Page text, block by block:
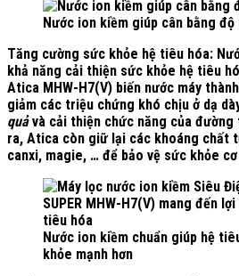
Nước ion kiềm giúp cân bằng
Tăng cường sức khỏe hệ tiêu hóa:
khả năng cải thiện sức khỏe hệ tiêu
Atica MHW-H7(V) biến nước máy
giảm các triệu chứng khó chịu ở dạ
quảvà cải thiện chức năng của
ra, Atica còn giữ lại các khoáng chất
canxi, magie, … để bảo vệ sức khỏe
Nước ion kiềm chuẩn giúp hệ
khỏe mạnh hơn